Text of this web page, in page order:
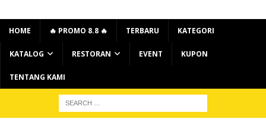
HOME 🔥 PROMO 8.8 🔥 TERBARU KATEGORI
KATALOG RESTORAN EVENT KUPON
TENTANG KAMI